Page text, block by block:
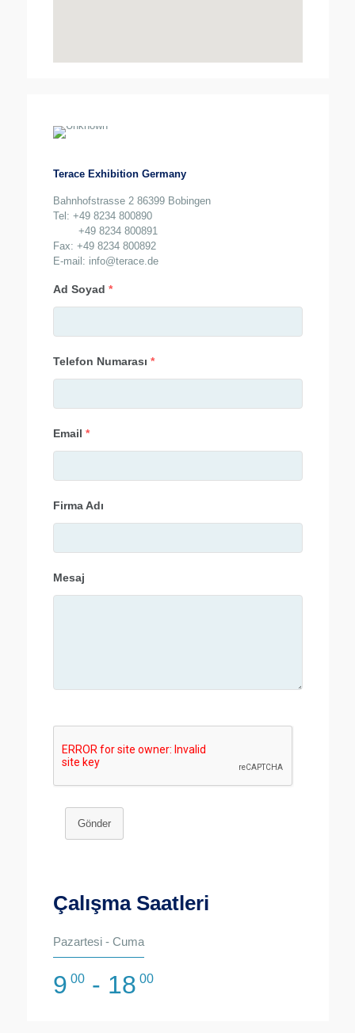
Terace Exhibition Germany
Bahnhofstrasse 2 86399 Bobingen
Tel: +49 8234 800890
+49 8234 800891
Fax: +49 8234 800892
E-mail: info@terace.de
Ad Soyad *
Telefon Numarası *
Email *
Firma Adı
Mesaj
Gönder
Çalışma Saatleri
Pazartesi - Cuma
9 00- 18 00